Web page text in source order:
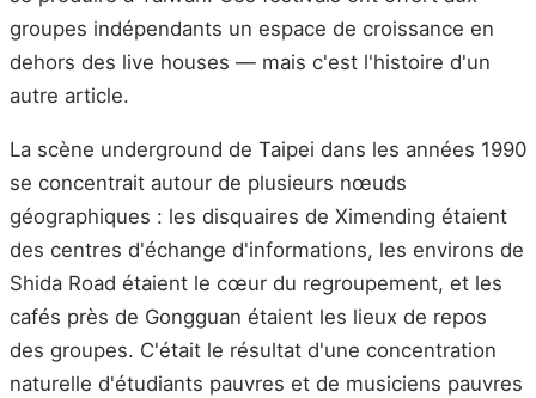
groupes indépendants un espace de croissance en
dehors des live houses — mais c'est l'histoire d'un
autre article.
La scène underground de Taipei dans les années 1990
se concentrait autour de plusieurs nœuds
géographiques : les disquaires de Ximending étaient
des centres d'échange d'informations, les environs de
Shida Road étaient le cœur du regroupement, et les
cafés près de Gongguan étaient les lieux de repos
des groupes. C'était le résultat d'une concentration
naturelle d'étudiants pauvres et de musiciens pauvres